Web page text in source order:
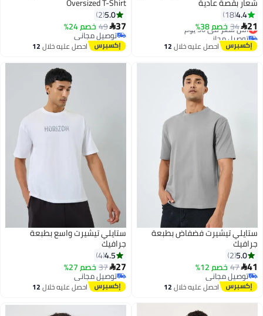
شعار بقصة عادية
4.4
18
21
34 خصم 38%
أقل سعر في 30 يوم
توصيل مجاني
أقل سعر في 30 يوماحصل عليه خلال12
Oversized T-Shirt
5.0
2
37
49 خصم 24%
توصيل مجاني
توصيل مجانياحصل عليه خلال12
ستايلي تيشيرت فضفاض بطبعة
جرافيك
5.0
2
41
47 خصم 12%
توصيل مجاني
توصيل مجانياحصل عليه خلال12
ستايلي تيشيرت واسع بطبعة
جرافيك
4.5
4
27
37 خصم 27%
توصيل مجاني
توصيل مجانياحصل عليه خلال12